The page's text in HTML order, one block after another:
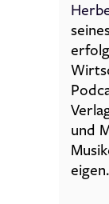
und
eigen.